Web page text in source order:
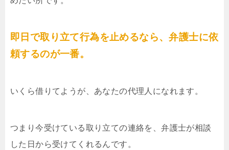
即日で取り立て行為を止めるなら、弁護士に依
頼するのが一番。
いくら借りてようが、あなたの代理人になれます。
つまり今受けている取り立ての連絡を、弁護士が相談
した日から受けてくれるんです。